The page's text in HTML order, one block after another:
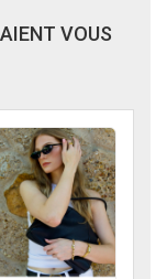
VOUS